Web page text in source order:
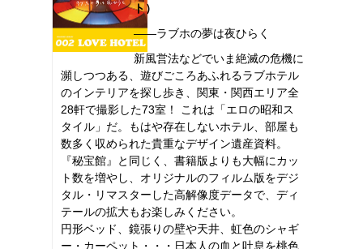
ト）
――ラブホの夢は夜ひらく
新風営法などでいま絶滅の危機に
瀕しつつある、遊びごころあふれるラブホテル
のインテリアを探し歩き、関東・関西エリア全
28軒で撮影した73室！ これは「エロの昭和ス
タイル」だ。もはや存在しないホテル、部屋も
数多く収められた貴重なデザイン遺産資料。
『秘宝館』と同じく、書籍版よりも大幅にカッ
ト数を増やし、オリジナルのフィルム版をデジ
タル・リマスターした高解像度データで、ディ
テールの拡大もお楽しみください。
円形ベッド、鏡張りの壁や天井、虹色のシャギ
ー・カーペット・・・日本人の血と吐息を桃色